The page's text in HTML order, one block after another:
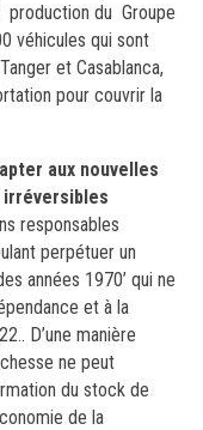
du Groupe
véhicules qui sont
et Casablanca,
pour couvrir la
aux nouvelles
irréversibles
responsables
perpétuer un
années 1970’ qui ne
et à la
D’une manière
ne peut
du stock de
de la